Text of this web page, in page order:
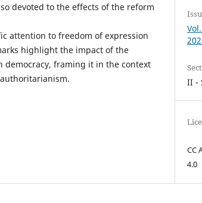
devoted to the effects of the reform
attention to freedom of expression
highlight the impact of the
democracy, framing it in the context
II -
CC
4.0